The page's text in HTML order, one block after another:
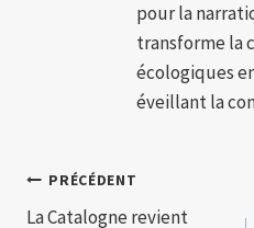
pour la
transforme la
écologiques
éveillant la
Navigation
PRÉCÉDENT
La Catalogne revient